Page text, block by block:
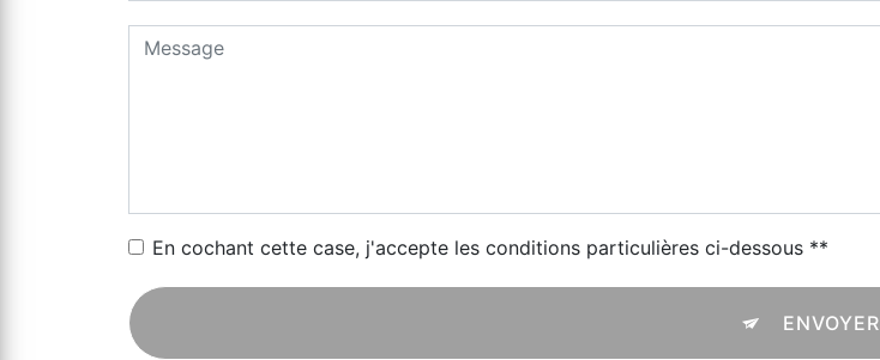
En cochant cette case, j'accepte les conditions particulières ci-dessous **
ENVOYER